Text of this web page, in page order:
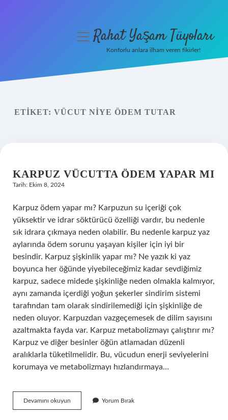
Yasal Uyarı
menüyüRahat Yaşam Tüyoları
Konforlu anlara ilham veren fikirler!
ETIKET: VÜCUT NIYE ÖDEM TUTAR
KARPUZ VÜCUTTA ÖDEM YAPAR MI
Tarih: Ekim 8, 2024
Karpuz ödem yapar mı? Karpuzun su içeriği çok
yüksektir ve idrar söktürücü özelliği vardır, bu nedenle
sık idrara çıkmaya neden olabilir. Bu nedenle karpuz yaz
aylarında ödem sorunu yaşayan kişiler için iyi bir
besindir. Karpuz şişkinlik yapar mı? Ne yazık ki yaz
boyunca her öğünde yiyebileceğimiz kadar sevdiğimiz
karpuz, sadece midede şişkinliğe neden olmakla kalmıyor,
aynı zamanda içerdiği yoğun şekerler sindirim sistemi
tarafından tam olarak sindirilemediği için şişkinliğe de
neden oluyor. Karpuzdan vazgeçemesek de dilim sayısını
azaltmakta fayda var. Karpuz metabolizmayı çalıştırır mı?
Karpuz ve diğer besinler öğün atlamadan düzenli
aralıklarla tüketilmelidir. Bu, vücudun enerji seviyelerini
korumaya ve metabolizmayı hızlandırmaya…
Devamını okuyun
Vücutta
Yorum Bırak